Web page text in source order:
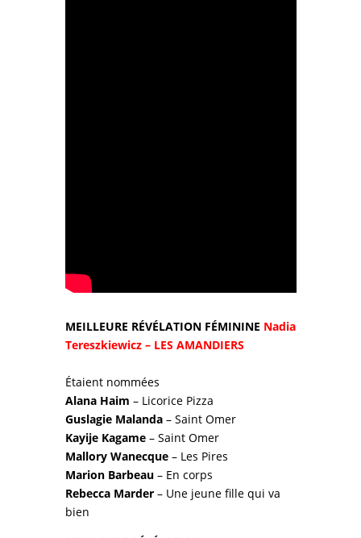
MEILLEURE RÉVÉLATION FÉMININE Nadia
Tereszkiewicz – LES AMANDIERS
Étaient nommées
Alana Haim – Licorice Pizza
Guslagie Malanda– Saint Omer
Kayije Kagame– Saint Omer
Mallory Wanecque– Les Pires
Marion Barbeau– En corps
Rebecca Marder– Une jeune fille qui va
bien